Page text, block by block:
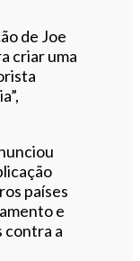
de Joe
criar uma
países
e
contra a